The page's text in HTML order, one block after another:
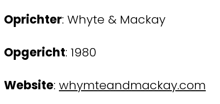
Oprichter: Whyte & Mackay
Opgericht: 1980
Website: whymteandmackay.com